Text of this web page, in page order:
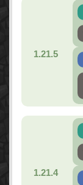
1.21.5
1.21.4